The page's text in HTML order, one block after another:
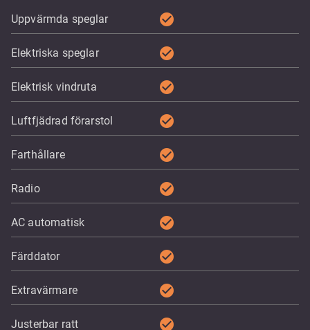
Uppvärmda speglar check_circle
Elektriska speglar check_circle
Elektrisk vindruta check_circle
Luftfjädrad förarstol check_circle
Farthållare check_circle
Radio check_circle
AC automatisk check_circle
Färddator check_circle
Extravärmare check_circle
Justerbar ratt check_circle